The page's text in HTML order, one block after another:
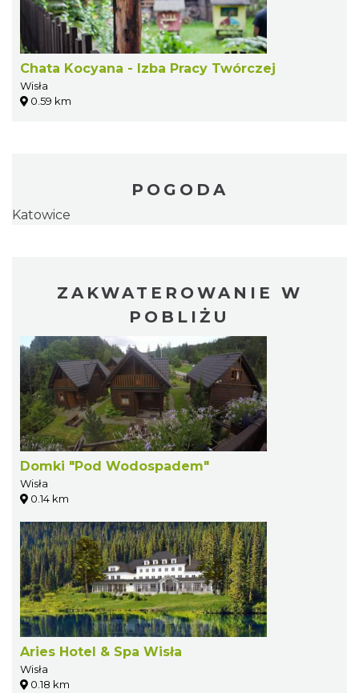
Chata Kocyana - Izba Pracy Twórczej
Wisła
0.59 km
POGODA
Katowice
ZAKWATEROWANIE W
POBLIŻU
Domki "Pod Wodospadem"
Wisła
0.14 km
Aries Hotel & Spa Wisła
Wisła
0.18 km